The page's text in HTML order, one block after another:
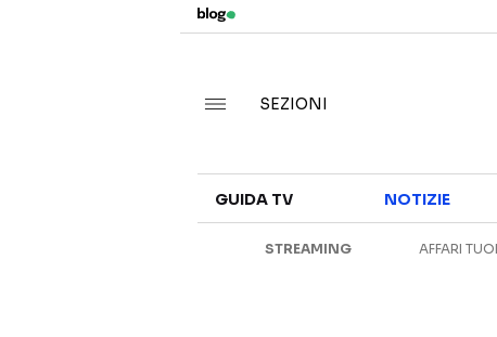
SEZIONI
GUIDA TV NOTIZIE
STREAMING AFFARI TUOI